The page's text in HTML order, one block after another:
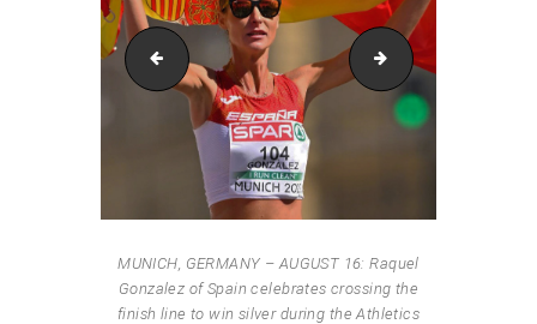
raquelgonzalez-madridmarcha Vertical-Neg-Mono
MUNICH, GERMANY – AUGUST 16: Raquel
Gonzalez of Spain celebrates crossing the
finish line to win silver during the Athletics